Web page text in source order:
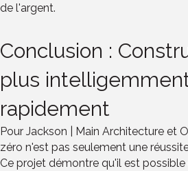
de l'argent.
Conclusion :
plus
rapidement
Pour Jackson | Main Architecture et
zéro n'est pas seulement une
Ce projet démontre qu'il est possible